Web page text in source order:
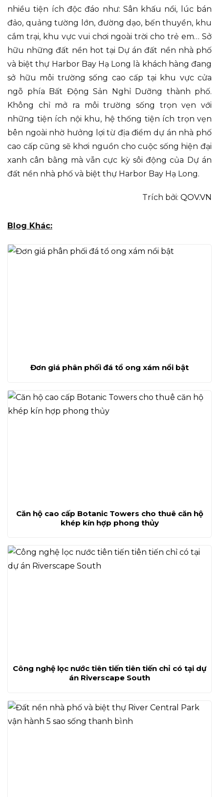
nhiều tiện ích độc đáo như: Sân khấu nổi, lúc bán
đảo, quảng tường lớn, đường dạo, bến thuyền, khu
cắm trại, khu vực vui chơi ngoài trời cho trẻ em… Sở
hữu những đất nền hot tại Dự án đất nền nhà phố
và biệt thự Harbor Bay Hạ Long là khách hàng đang
sở hữu môi trường sống cao cấp tại khu vực cửa
ngõ phía Bất Động Sản Nghỉ Dưỡng thành phố.
Không chỉ mở ra môi trường sống trọn vẹn với
những tiện ích nội khu, hệ thống tiện ích trọn vẹn
bên ngoài nhờ hưởng lợi từ địa điểm dự án nhà phố
cao cấp cũng sẽ khơi nguồn cho cuộc sống hiện đại
xanh cân bằng mà vẫn cực kỳ sôi động của Dự án
đất nền nhà phố và biệt thự Harbor Bay Hạ Long.
Trích bởi: QOV.VN
Blog Khác:
Đơn giá phân phối đá tổ ong xám nổi bật
Căn hộ cao cấp Botanic Towers cho thuê căn hộ
khép kín hợp phong thủy
Công nghệ lọc nước tiên tiến tiên tiến chỉ có tại dự
án Riverscape South